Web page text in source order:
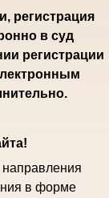
регистрация
в суд
регистрации
в форме